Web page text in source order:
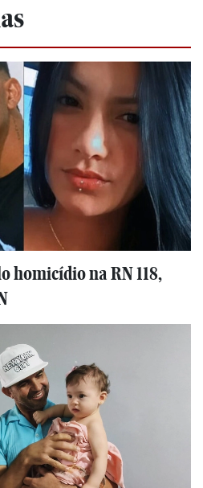
homicídio na RN 118,